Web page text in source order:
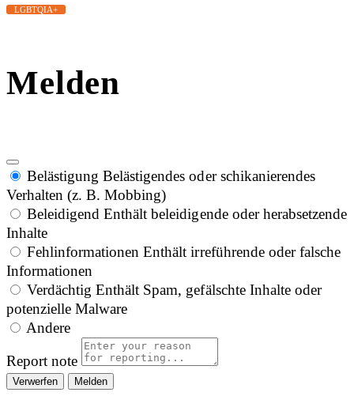
LGBTQIA+
Melden
Belästigung Belästigendes oder schikanierendes
Verhalten (z. B. Mobbing)
Beleidigend Enthält beleidigende oder herabsetzende
Inhalte
Fehlinformationen Enthält irreführende oder falsche
Informationen
Verdächtig Enthält Spam, gefälschte Inhalte oder
potenzielle Malware
Andere
Report note
Melden